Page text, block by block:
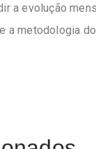
a evolução
a metodologia